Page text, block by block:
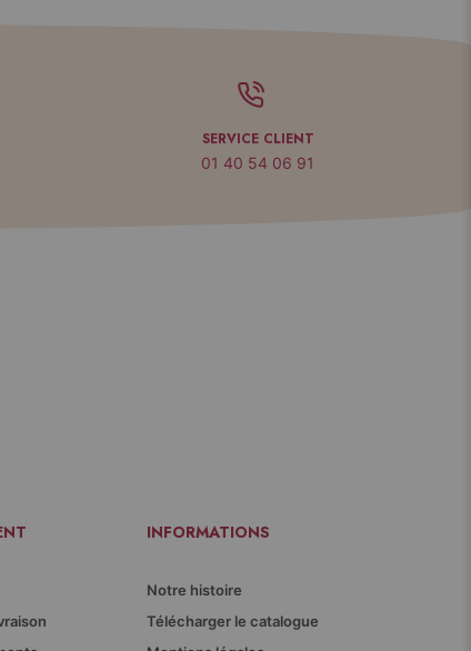
SERVICE CLIENT
01 40 54 06 91
INFORMATIONS
Notre histoire
Télécharger le catalogue